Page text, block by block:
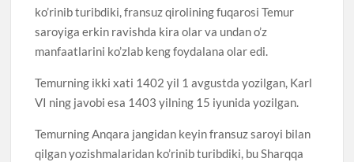
ko’rinib turibdiki, fransuz qirolining fuqarosi Temur
saroyiga erkin ravishda kira olar va undan o’z
manfaatlarini ko’zlab keng foydalana olar edi.
Temurning ikki xati 1402 yil 1 avgustda yozilgan, Karl
VI ning javobi esa 1403 yilning 15 iyunida yozilgan.
Temurning Anqara jangidan keyin fransuz saroyi bilan
qilgan yozishmalaridan ko’rinib turibdiki, bu Sharqqa